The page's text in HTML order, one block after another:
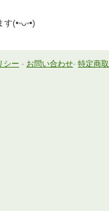
(•ᵕᴗᵕ•)
シー - お問い合わせ- 特定商